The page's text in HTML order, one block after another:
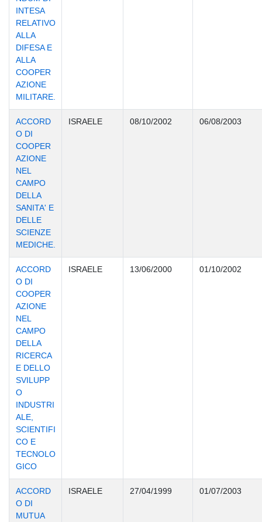
INTESA
RELATIVO
ALLA
DIFESA E
ALLA
COOPER
AZIONE
MILITARE.
ACCORD
O DI
COOPER
AZIONE
NEL
CAMPO
DELLA
SANITA' E
DELLE
SCIENZE
MEDICHE.
ISRAELE 08/10/2002 06/08/2003
ACCORD
O DI
COOPER
AZIONE
NEL
CAMPO
DELLA
RICERCA
E DELLO
SVILUPP
O
INDUSTRI
ALE,
SCIENTIFI
CO E
TECNOLO
GICO
ISRAELE 13/06/2000 01/10/2002
ACCORD
O DI
MUTUA
ISRAELE 27/04/1999 01/07/2003